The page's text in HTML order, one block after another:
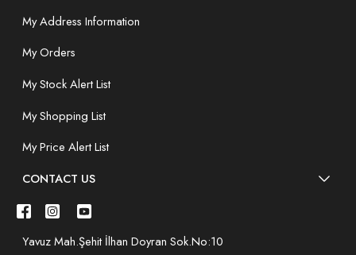
My Address Information
My Orders
My Stock Alert List
My Shopping List
My Price Alert List
CONTACT US
Yavuz Mah.Şehit İlhan Doyran Sok.No:10